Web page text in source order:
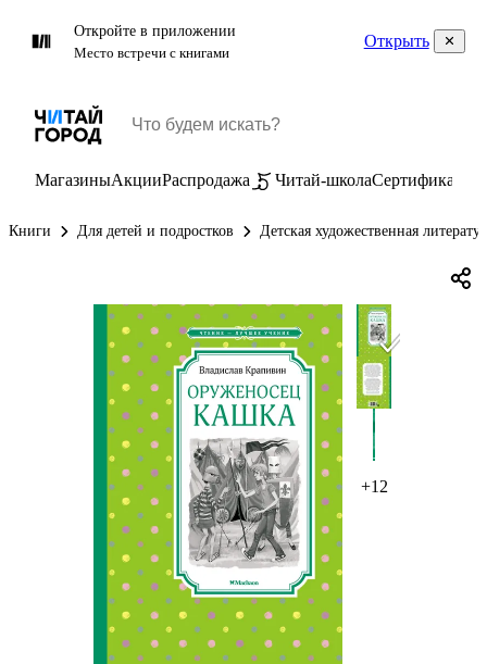
Откройте в приложении
Место встречи с книгами
Открыть
МагазиныАкцииРаспродажа Читай-школаСертификаты
Книги Для детей и подростков Детская художественная
+12